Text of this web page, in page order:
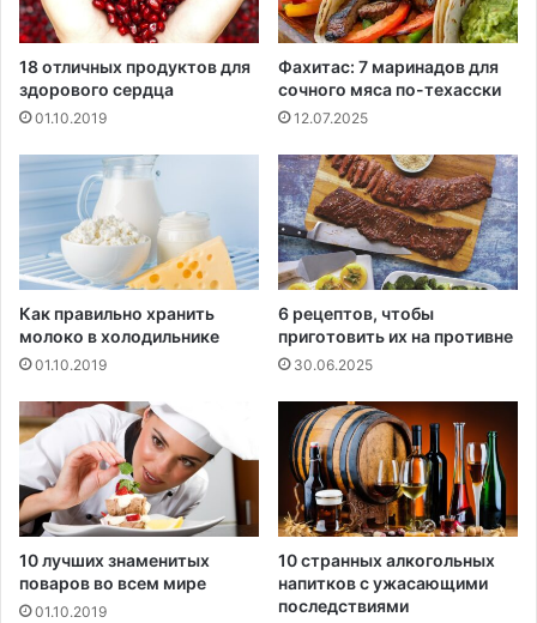
18 отличных продуктов для
здорового сердца
01.10.2019
Фахитас: 7 маринадов для
сочного мяса по-техасски
12.07.2025
Как правильно хранить
молоко в холодильнике
01.10.2019
6 рецептов, чтобы
приготовить их на противне
30.06.2025
10 лучших знаменитых
поваров во всем мире
01.10.2019
10 странных алкогольных
напитков с ужасающими
последствиями